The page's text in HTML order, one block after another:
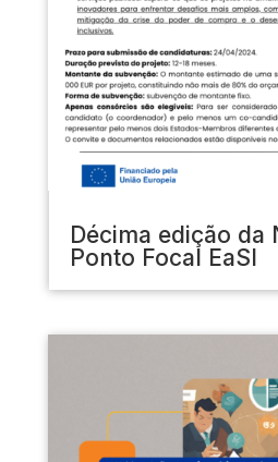
Décima edição da
Ponto Focal EaSI